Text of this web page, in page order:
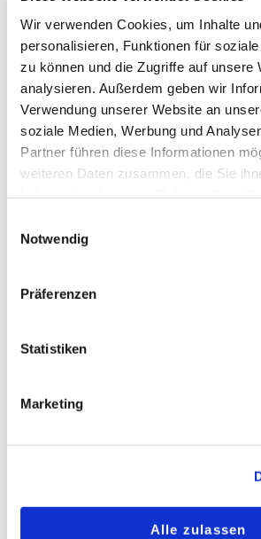
Wir verwenden Cookies, um Inhalte
personalisieren, Funktionen für
zu können und die Zugriffe auf unsere
analysieren. Außerdem geben wir
Verwendung unserer Website an
soziale Medien, Werbung und
Partner führen diese Informationen
weiteren Daten zusammen, die Sie
Notwendig
Präferenzen
Statistiken
Marketing
Alle zulassen
Seit 2003 steht die Glas & Technik
Ästhetik in der Architektur vereinen.